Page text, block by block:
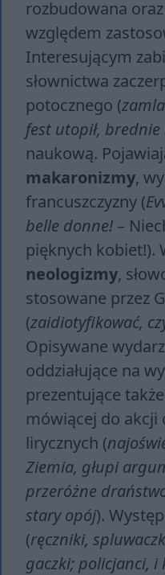
rozbudowana
względem
Interesującym
słownictwa
potocznego (
fest uto­pił,
naukową.
makaronizmy,
francuszczyzny (
belle donne! –
pięknych kobiet!).
neologizmy,
stosowane przez
(za­idio­ty­fi­ko­wać,
Opisywane
oddziałujące na
prezentujące
mówiącej do akcji
lirycznych (
Ziemia, głupi
przeróżne
stary opój).
(ręcz­ni­ki,
gacz­ki; po­li­cjan­ci, i